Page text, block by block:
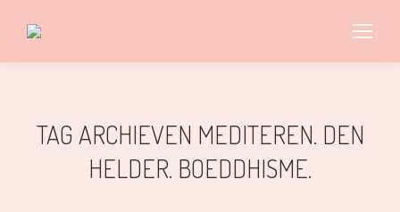
TAG ARCHIEVEN MEDITEREN. DEN
HELDER. BOEDDHISME.